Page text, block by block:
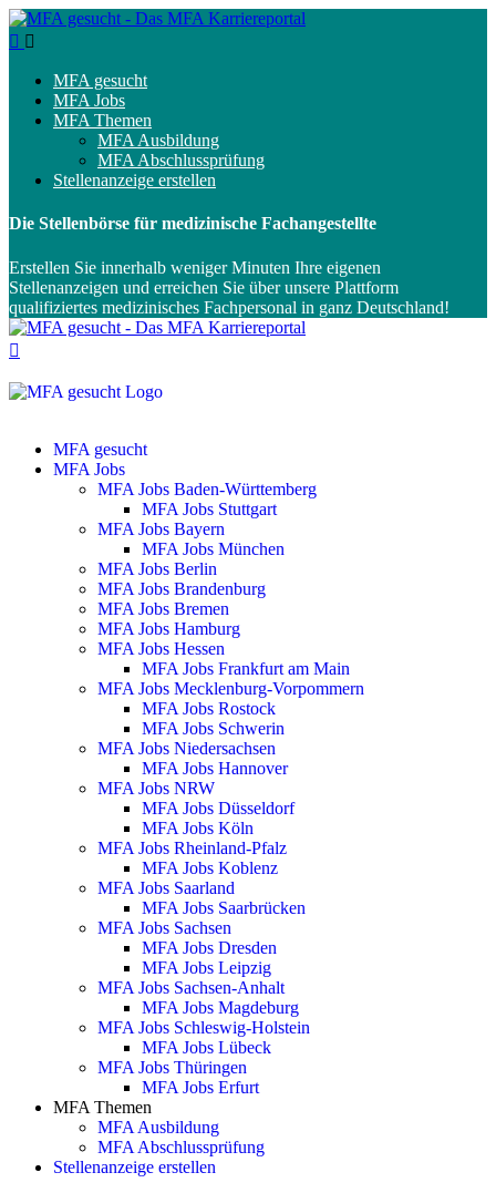
MFA gesucht
MFA Jobs
MFA Themen
MFA Ausbildung
MFA Abschlussprüfung
Stellenanzeige erstellen
Die Stellenbörse für medizinische Fachangestellte
Erstellen Sie innerhalb weniger Minuten Ihre eigenen
Stellenanzeigen und erreichen Sie über unsere Plattform
qualifiziertes medizinisches Fachpersonal in ganz Deutschland!
MFA gesucht
MFA Jobs
MFA Jobs Baden-Württemberg
MFA Jobs Stuttgart
MFA Jobs Bayern
MFA Jobs München
MFA Jobs Berlin
MFA Jobs Brandenburg
MFA Jobs Bremen
MFA Jobs Hamburg
MFA Jobs Hessen
MFA Jobs Frankfurt am Main
MFA Jobs Mecklenburg-Vorpommern
MFA Jobs Rostock
MFA Jobs Schwerin
MFA Jobs Niedersachsen
MFA Jobs Hannover
MFA Jobs NRW
MFA Jobs Düsseldorf
MFA Jobs Köln
MFA Jobs Rheinland-Pfalz
MFA Jobs Koblenz
MFA Jobs Saarland
MFA Jobs Saarbrücken
MFA Jobs Sachsen
MFA Jobs Dresden
MFA Jobs Leipzig
MFA Jobs Sachsen-Anhalt
MFA Jobs Magdeburg
MFA Jobs Schleswig-Holstein
MFA Jobs Lübeck
MFA Jobs Thüringen
MFA Jobs Erfurt
MFA Themen
MFA Ausbildung
MFA Abschlussprüfung
Stellenanzeige erstellen